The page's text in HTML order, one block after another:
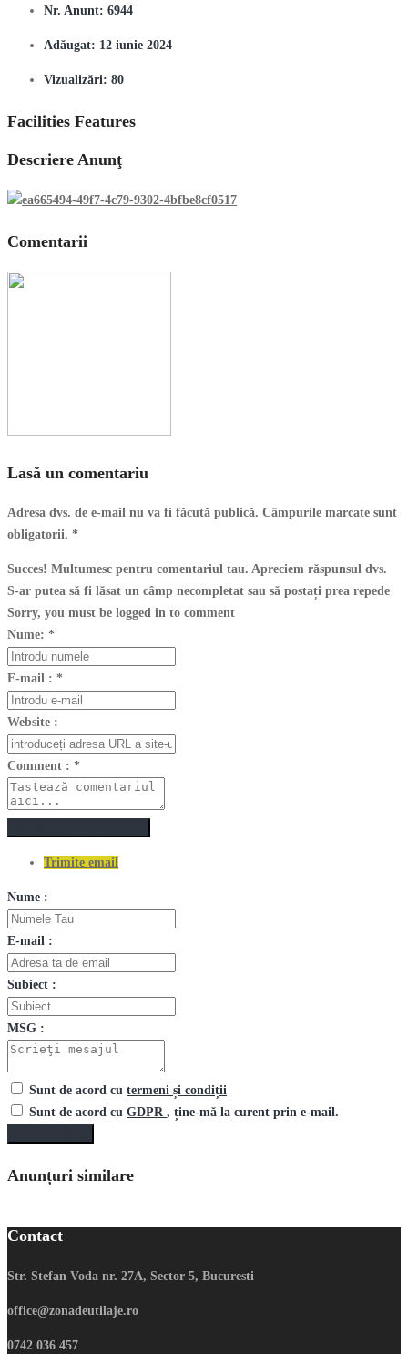
Nr. Anunt: 6944
Adăugat: 12 iunie 2024
Vizualizări: 80
Facilities Features
Descriere Anunţ
Comentarii
Lasă un comentariu
Adresa dvs. de e-mail nu va fi făcută publică. Câmpurile marcate sunt
obligatorii. *
Succes! Multumesc pentru comentariul tau. Apreciem răspunsul dvs.
S-ar putea să fi lăsat un câmp necompletat sau să postați prea repede
Sorry, you must be logged in to comment
Nume: *
E-mail : *
Website :
Comment : *
Trimite email
Nume :
E-mail :
Subiect :
MSG :
Sunt de acord cu termeni și condiții
Sunt de acord cu GDPR , ține-mă la curent prin e-mail.
Anunțuri similare
Contact
Str. Stefan Voda nr. 27A, Sector 5, Bucuresti
office@zonadeutilaje.ro
0742 036 457